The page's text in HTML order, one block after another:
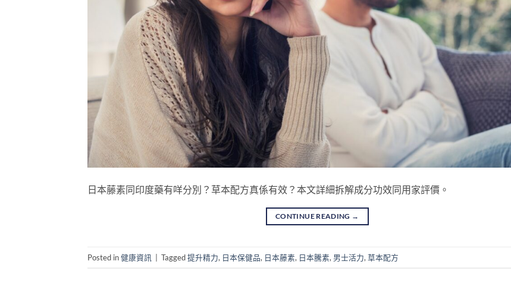
日本藤素同印度藥有咩分別？草本配方真係有效？本文詳細拆解成分功效同用家評價。
CONTINUE READING →
Posted in健康資訊 Tagged提升精力, 日本保健品, 日本藤素, 日本騰素, 男士活力, 草本配方